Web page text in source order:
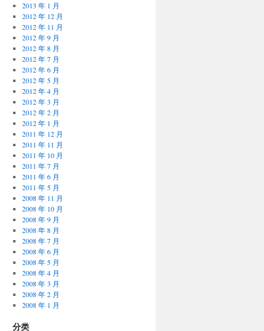
2013 年 1 月
2012 年 12 月
2012 年 11 月
2012 年 9 月
2012 年 8 月
2012 年 7 月
2012 年 6 月
2012 年 5 月
2012 年 4 月
2012 年 3 月
2012 年 2 月
2012 年 1 月
2011 年 12 月
2011 年 11 月
2011 年 10 月
2011 年 7 月
2011 年 6 月
2011 年 5 月
2008 年 11 月
2008 年 10 月
2008 年 9 月
2008 年 8 月
2008 年 7 月
2008 年 6 月
2008 年 5 月
2008 年 4 月
2008 年 3 月
2008 年 2 月
2008 年 1 月
分类